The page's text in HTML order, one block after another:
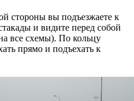
стороны вы подъезжаете к
и видите перед собой
все схемы). По кольцу
прямо и подъехать к